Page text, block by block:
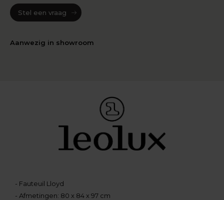
Stel een vraag
Aanwezig in showroom
- Fauteuil Lloyd
- Afmetingen: 80 x 84 x 97 cm